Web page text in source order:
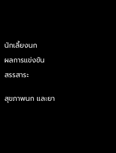
นักเลี้ยงนก
ผลการแข่งขัน
สรรสาระ
สุขภาพนก และยา